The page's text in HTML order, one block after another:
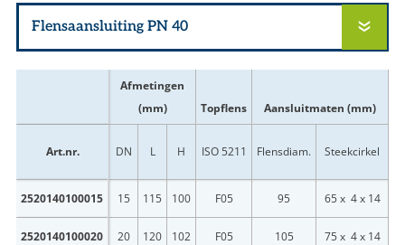
Afmetingen
(mm)
Topflens Aansluitmaten (mm)
Art.nr. DN L H ISO 5211 Flensdiam. Steekcirkel
2520140100015 15 115 100 F05 95 65 x 4 x 14
2520140100020 20 120 102 F05 105 75 x 4 x 14